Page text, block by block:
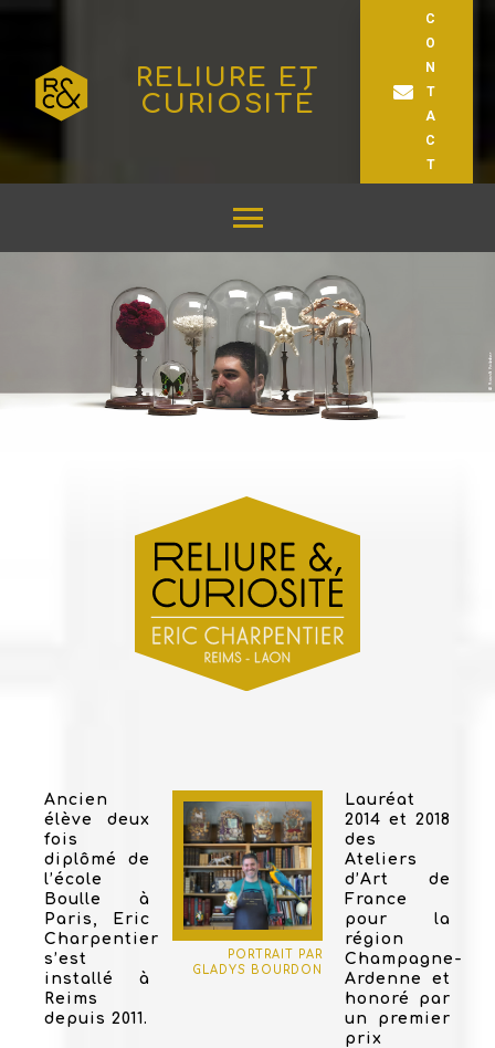
RELIURE ET
CURIOSITÉ
C
O
N
T
A
C
T
Ancien
élève deux
fois
diplômé de
l’école
Boulle à
Paris, Eric
Charpentier
s’est
installé à
Reims
depuis 2011.
PORTRAIT PAR
GLADYS BOURDON
Lauréat
2014 et 2018
des
Ateliers
d’Art de
France
pour la
région
Champagne-
Ardenne et
honoré par
un premier
prix